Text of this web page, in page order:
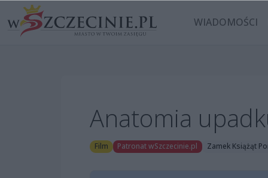
WIADOMOŚCI
Anatomia
Film Patronat wSzczecinie.pl Zamek Książąt